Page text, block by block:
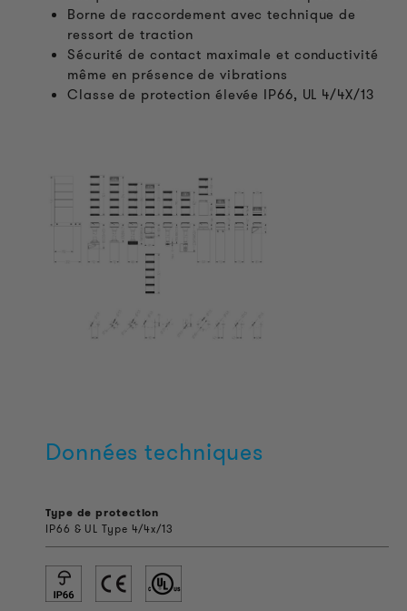
Borne de raccordement avec technique de
ressort de traction
Sécurité de contact maximale et conductivité
même en présence de vibrations
Classe de protection élevée IP66, UL 4/4X/13
Données techniques
Type de protection
IP66 & UL Type 4/4x/13